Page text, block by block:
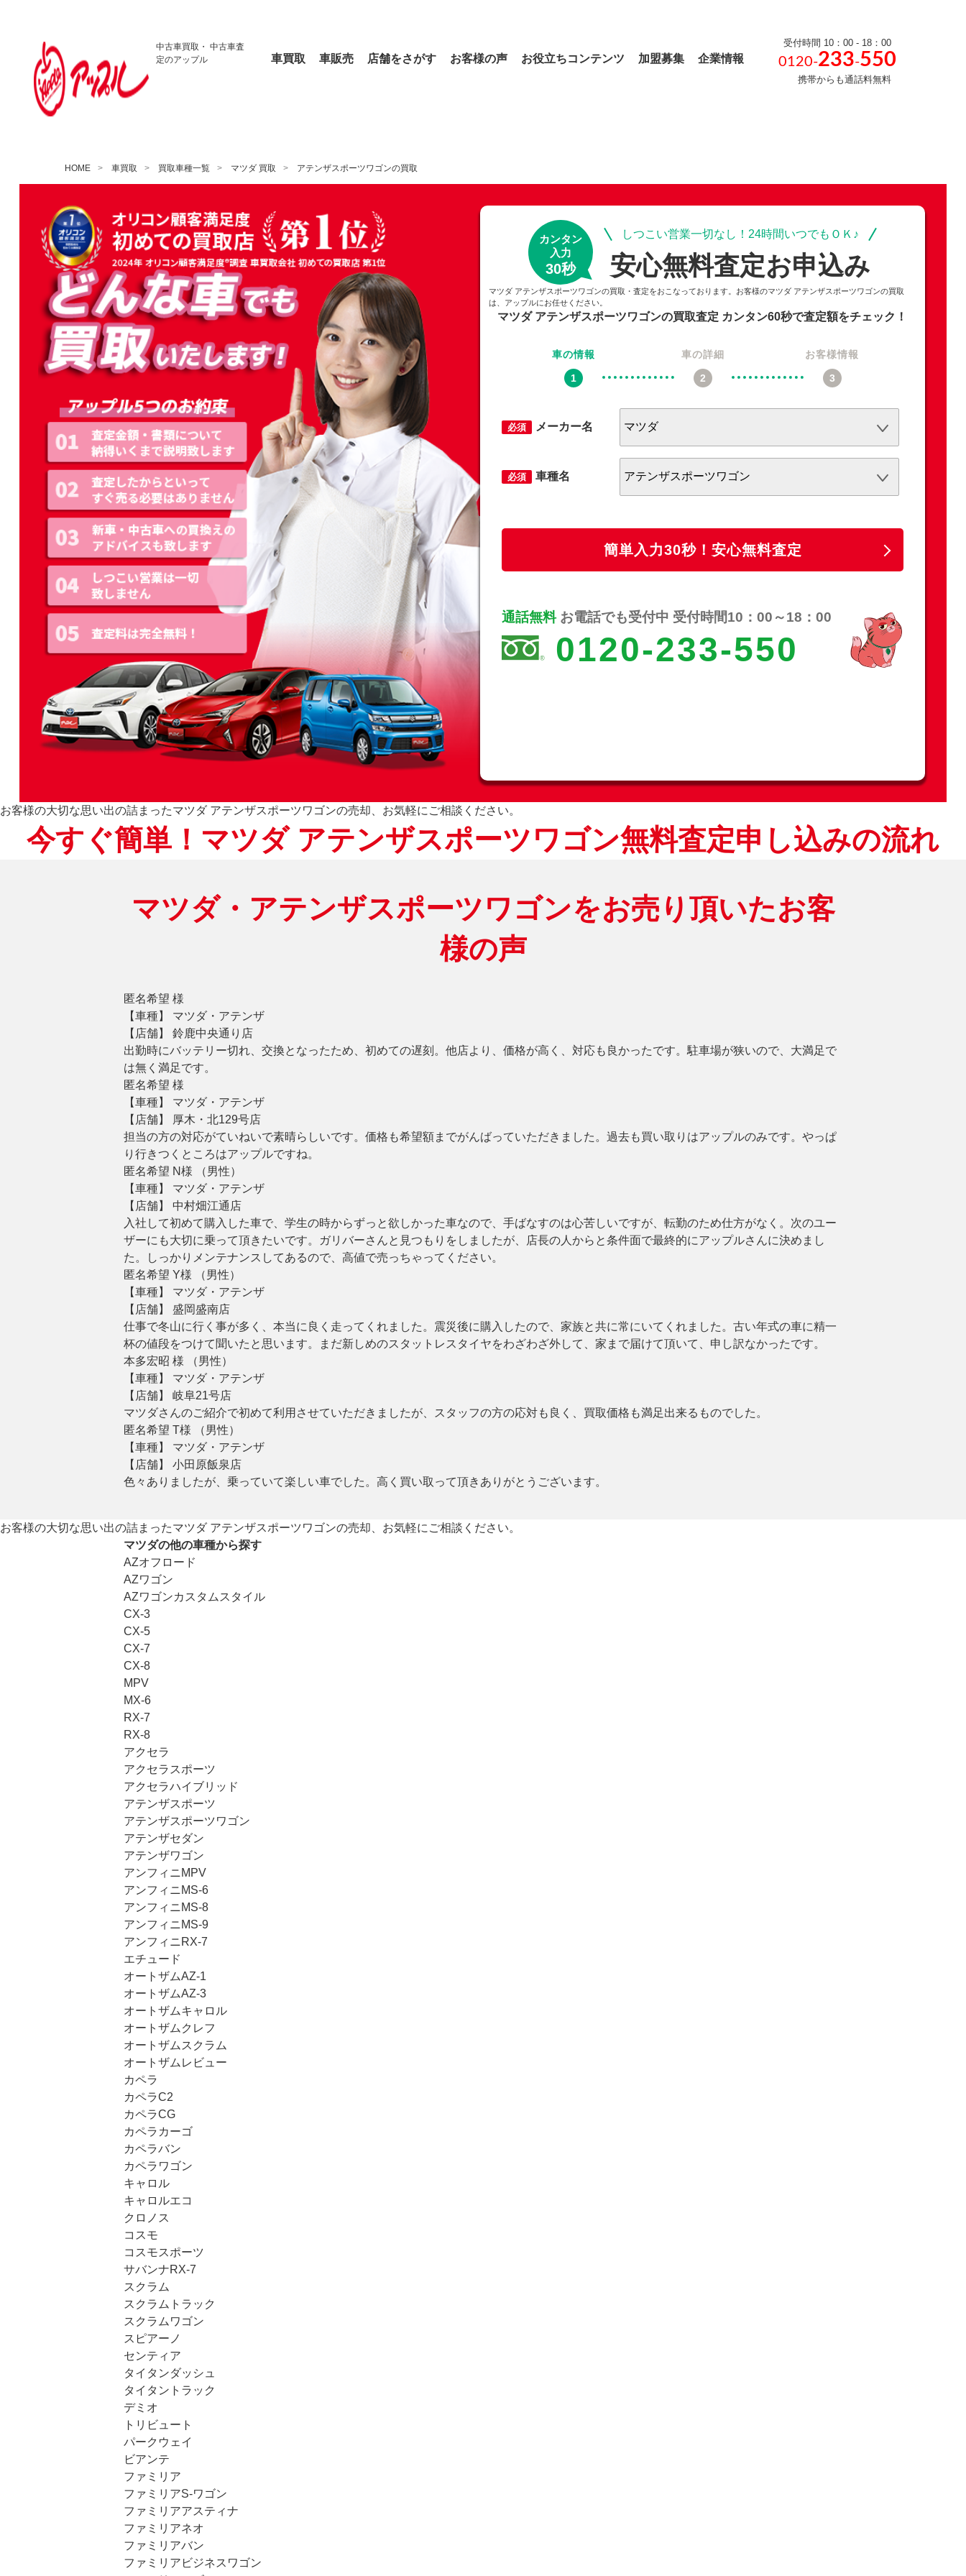
中古車買取・ 中古車査
定のアップル
車買取 車販売 店舗をさがす お客様の声 お役立ちコンテンツ 加盟募集 企業情報
受付時間 10：00 - 18：00
0120-233-550
携帯からも通話料無料
HOME 車買取 買取車種一覧 マツダ 買取 アテンザスポーツワゴンの買取
カンタン
入力
30秒
しつこい営業一切なし！24時間いつでもＯＫ♪
安心無料査定お申込み
マツダ アテンザスポーツワゴンの買取・査定をおこなっております。お客様のマツダ アテンザスポーツワゴンの買取
は、アップルにお任せください。
マツダ アテンザスポーツワゴンの買取査定 カンタン60秒で査定額をチェック！
車の情報 車の詳細 お客様情報
必須 メーカー名
必須 車種名
簡単入力30秒！安心無料査定
通話無料お電話でも受付中 受付時間10：00～18：00
0120-233-550
お客様の大切な思い出の詰まったマツダ アテンザスポーツワゴンの売却、お気軽にご相談ください。
今すぐ簡単！マツダ アテンザスポーツワゴン無料査定申し込みの流れ
マツダ・アテンザスポーツワゴンをお売り頂いたお客
様の声
匿名希望 様
【車種】 マツダ・アテンザ
【店舗】 鈴鹿中央通り店
出勤時にバッテリー切れ、交換となったため、初めての遅刻。他店より、価格が高く、対応も良かったです。駐車場が狭いので、大満足で
は無く満足です。
匿名希望 様
【車種】 マツダ・アテンザ
【店舗】 厚木・北129号店
担当の方の対応がていねいで素晴らしいです。価格も希望額までがんばっていただきました。過去も買い取りはアップルのみです。やっぱ
り行きつくところはアップルですね。
匿名希望 N様 （男性）
【車種】 マツダ・アテンザ
【店舗】 中村畑江通店
入社して初めて購入した車で、学生の時からずっと欲しかった車なので、手ばなすのは心苦しいですが、転勤のため仕方がなく。次のユー
ザーにも大切に乗って頂きたいです。ガリバーさんと見つもりをしましたが、店長の人からと条件面で最終的にアップルさんに決めまし
た。しっかりメンテナンスしてあるので、高値で売っちゃってください。
匿名希望 Y様 （男性）
【車種】 マツダ・アテンザ
【店舗】 盛岡盛南店
仕事で冬山に行く事が多く、本当に良く走ってくれました。震災後に購入したので、家族と共に常にいてくれました。古い年式の車に精一
杯の値段をつけて聞いたと思います。まだ新しめのスタットレスタイヤをわざわざ外して、家まで届けて頂いて、申し訳なかったです。
本多宏昭 様 （男性）
【車種】 マツダ・アテンザ
【店舗】 岐阜21号店
マツダさんのご紹介で初めて利用させていただきましたが、スタッフの方の応対も良く、買取価格も満足出来るものでした。
匿名希望 T様 （男性）
【車種】 マツダ・アテンザ
【店舗】 小田原飯泉店
色々ありましたが、乗っていて楽しい車でした。高く買い取って頂きありがとうございます。
お客様の大切な思い出の詰まったマツダ アテンザスポーツワゴンの売却、お気軽にご相談ください。
マツダの他の車種から探す
AZオフロード
AZワゴン
AZワゴンカスタムスタイル
CX-3
CX-5
CX-7
CX-8
MPV
MX-6
RX-7
RX-8
アクセラ
アクセラスポーツ
アクセラハイブリッド
アテンザスポーツ
アテンザスポーツワゴン
アテンザセダン
アテンザワゴン
アンフィニMPV
アンフィニMS-6
アンフィニMS-8
アンフィニMS-9
アンフィニRX-7
エチュード
オートザムAZ-1
オートザムAZ-3
オートザムキャロル
オートザムクレフ
オートザムスクラム
オートザムレビュー
カペラ
カペラC2
カペラCG
カペラカーゴ
カペラバン
カペラワゴン
キャロル
キャロルエコ
クロノス
コスモ
コスモスポーツ
サバンナRX-7
スクラム
スクラムトラック
スクラムワゴン
スピアーノ
センティア
タイタンダッシュ
タイタントラック
デミオ
トリビュート
パークウェイ
ビアンテ
ファミリア
ファミリアS-ワゴン
ファミリアアスティナ
ファミリアネオ
ファミリアバン
ファミリアビジネスワゴン